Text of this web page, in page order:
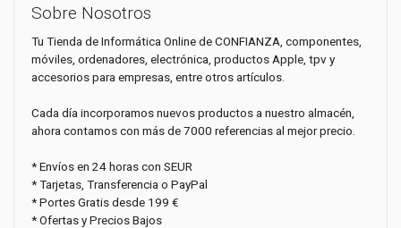
Sobre Nosotros
Tu Tienda de Informática Online de CONFIANZA, componentes,
móviles, ordenadores, electrónica, productos Apple, tpv y
accesorios para empresas, entre otros artículos.
Cada día incorporamos nuevos productos a nuestro almacén,
ahora contamos con más de 7000 referencias al mejor precio.
* Envíos en 24 horas con SEUR
* Tarjetas, Transferencia o PayPal
* Portes Gratis desde 199 €
* Ofertas y Precios Bajos